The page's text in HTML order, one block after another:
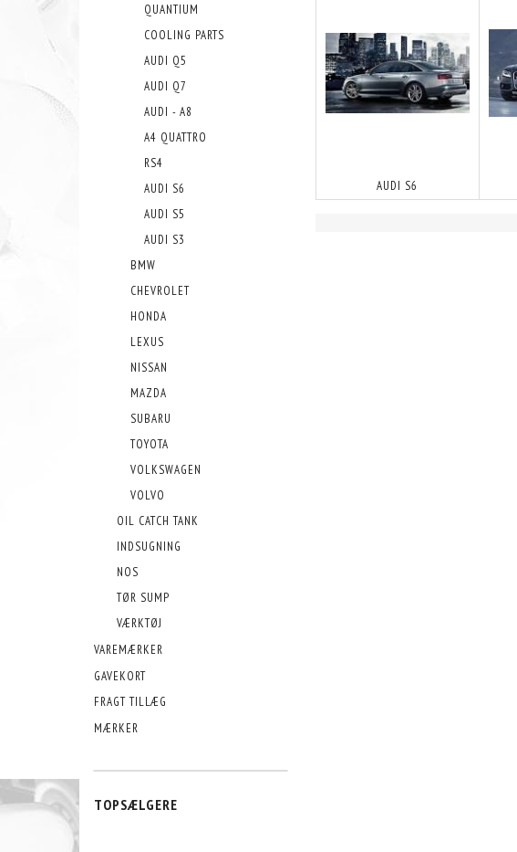
QUANTIUM
COOLING PARTS
AUDI Q5
AUDI Q7
AUDI - A8
A4 QUATTRO
RS4
AUDI S6
AUDI S5
AUDI S3
BMW
CHEVROLET
HONDA
LEXUS
NISSAN
MAZDA
SUBARU
TOYOTA
VOLKSWAGEN
VOLVO
OIL CATCH TANK
INDSUGNING
NOS
TØR SUMP
VÆRKTØJ
VAREMÆRKER
GAVEKORT
FRAGT TILLÆG
MÆRKER
TOPSÆLGERE
AUDI S6